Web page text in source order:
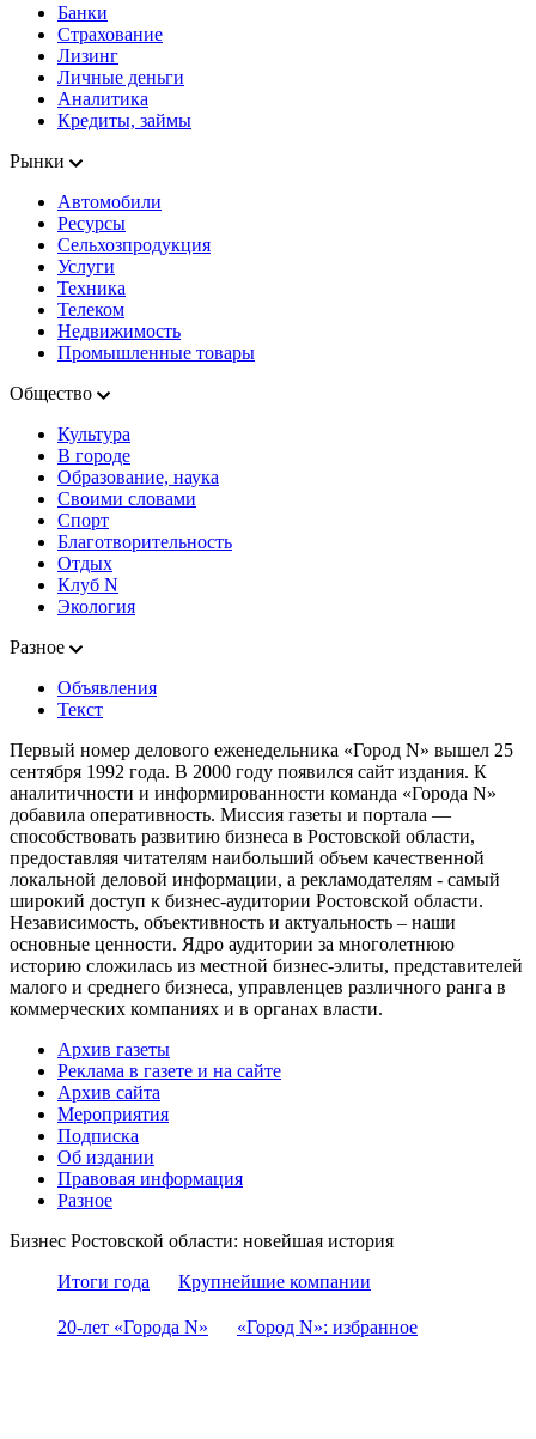
Банки
Страхование
Лизинг
Личные деньги
Аналитика
Кредиты, займы
Рынки
Автомобили
Ресурсы
Сельхозпродукция
Услуги
Техника
Телеком
Недвижимость
Промышленные товары
Общество
Культура
В городе
Образование, наука
Своими словами
Спорт
Благотворительность
Отдых
Клуб N
Экология
Разное
Объявления
Текст
Первый номер делового еженедельника «Город N» вышел 25
сентября 1992 года. В 2000 году появился сайт издания. К
аналитичности и информированности команда «Города N»
добавила оперативность. Миссия газеты и портала —
способствовать развитию бизнеса в Ростовской области,
предоставляя читателям наибольший объем качественной
локальной деловой информации, а рекламодателям - самый
широкий доступ к бизнес-аудитории Ростовской области.
Независимость, объективность и актуальность – наши
основные ценности. Ядро аудитории за многолетнюю
историю сложилась из местной бизнес-элиты, представителей
малого и среднего бизнеса, управленцев различного ранга в
коммерческих компаниях и в органах власти.
Архив газеты
Реклама в газете и на сайте
Архив сайта
Мероприятия
Подписка
Об издании
Правовая информация
Разное
Бизнес Ростовской области: новейшая история
Итоги года
Крупнейшие компании
20-лет «Города N» «Город N»: избранное